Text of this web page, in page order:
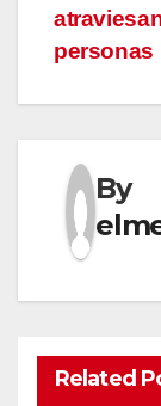
personas
By
Related